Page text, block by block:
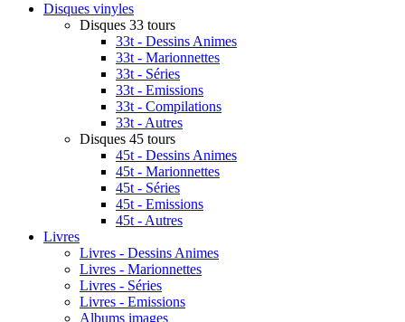
Disques vinyles
Disques 33 tours
33t - Dessins Animes
33t - Marionnettes
33t - Séries
33t - Emissions
33t - Compilations
33t - Autres
Disques 45 tours
45t - Dessins Animes
45t - Marionnettes
45t - Séries
45t - Emissions
45t - Autres
Livres
Livres - Dessins Animes
Livres - Marionnettes
Livres - Séries
Livres - Emissions
Albums images